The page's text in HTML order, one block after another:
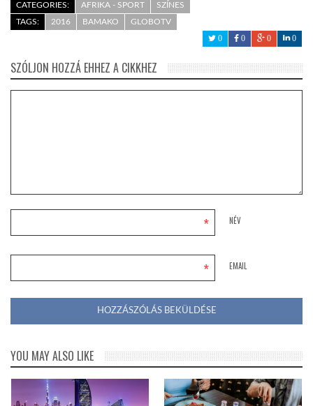
A NAP SZÉPE
CATEGORIES: AFRIKA - SPORT
SZÍNES
TAGS:
2016 BAMAKO
GLOBOTV
0
0 0 0
SZÓLJON HOZZÁ EHHEZ A CIKKHEZ
NÉV
*
EMAIL
*
YOU MAY ALSO LIKE